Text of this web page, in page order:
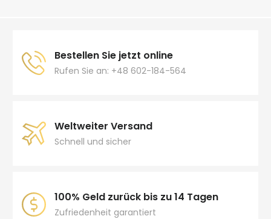
Bestellen Sie jetzt online
Rufen Sie an: +48 602-184-564
Weltweiter Versand
Schnell und sicher
100% Geld zurück bis zu 14 Tagen
Zufriedenheit garantiert